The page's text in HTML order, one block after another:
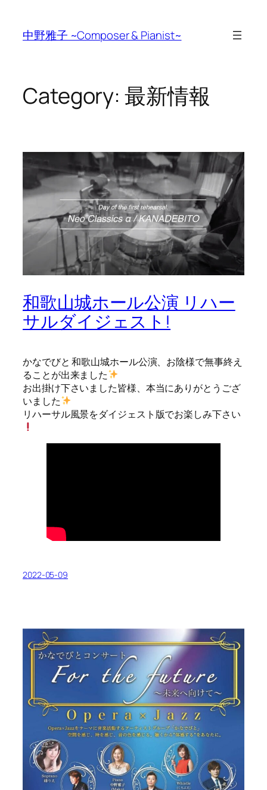
content
中野雅子 ~Composer & Pianist~
Category: 最新情報
和歌山城ホール公演 リハー
サルダイジェスト!
かなでびと 和歌山城ホール公演、お陰様で無事終え
ることが出来ました
お出掛け下さいました皆様、本当にありがとうござ
いました
リハーサル風景をダイジェスト版でお楽しみ下さい
2022-05-09